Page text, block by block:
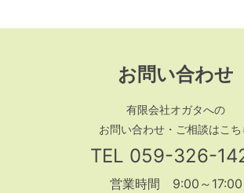
お問い合わせ
有限会社オガタへの
お問い合わせ・ご相談はこち
TEL 059-326-
営業時間 9:00～17:00